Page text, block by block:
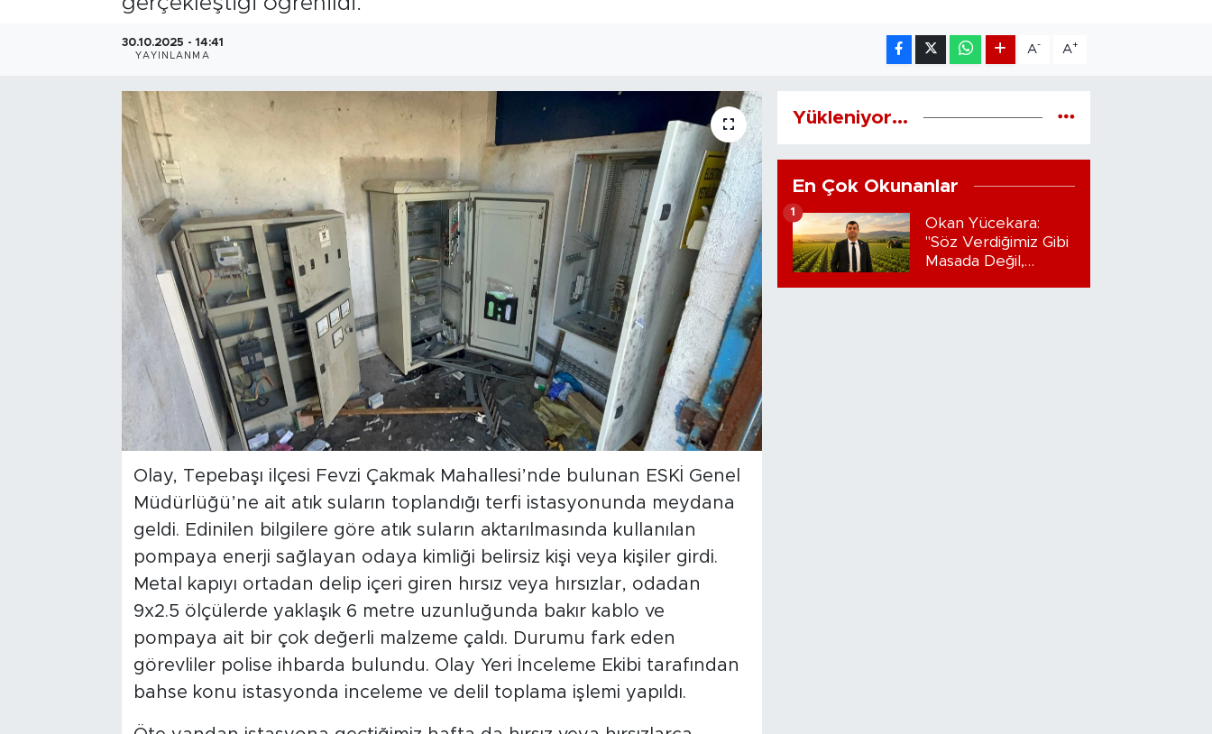
30.10.2025 - 14:41
YAYINLANMA
A- A+
Olay, Tepebaşı ilçesi Fevzi Çakmak Mahallesi’nde bulunan ESKİ Genel
Müdürlüğü’ne ait atık suların toplandığı terfi istasyonunda meydana
geldi. Edinilen bilgilere göre atık suların aktarılmasında kullanılan
pompaya enerji sağlayan odaya kimliği belirsiz kişi veya kişiler girdi.
Metal kapıyı ortadan delip içeri giren hırsız veya hırsızlar, odadan
9x2.5 ölçülerde yaklaşık 6 metre uzunluğunda bakır kablo ve
pompaya ait bir çok değerli malzeme çaldı. Durumu fark eden
görevliler polise ihbarda bulundu. Olay Yeri İnceleme Ekibi tarafından
bahse konu istasyonda inceleme ve delil toplama işlemi yapıldı.
Yükleniyor...
En Çok Okunanlar
Okan Yücekara:
"Söz Verdiğimiz Gibi
Masada Değil,
1